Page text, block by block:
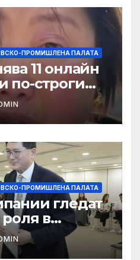
ПРОМИШЛЕНА ПАЛАТА
11 онлайн
по-строги
на
ПРОМИШЛЕНА ПАЛАТА
гледат
в